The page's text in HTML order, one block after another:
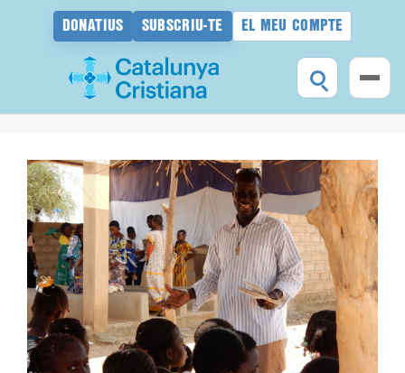
DONATIUS SUBSCRIU-TE EL MEU COMPTE
contingut